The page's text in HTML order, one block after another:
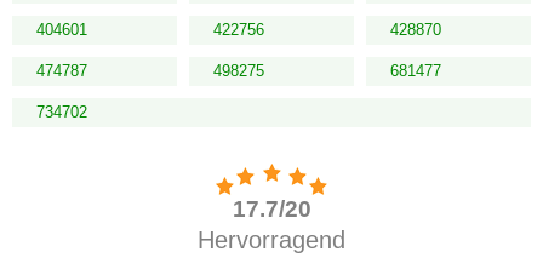
404601 422756 428870
474787 498275 681477
734702